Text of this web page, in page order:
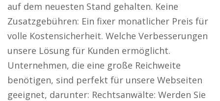
auf dem neuesten Stand gehalten. Keine
Zusatzgebühren: Ein fixer monatlicher Preis für
volle Kostensicherheit. Welche Verbesserungen
unsere Lösung für Kunden ermöglicht.
Unternehmen, die eine große Reichweite
benötigen, sind perfekt für unsere Webseiten
geeignet, darunter: Rechtsanwälte: Werden Sie